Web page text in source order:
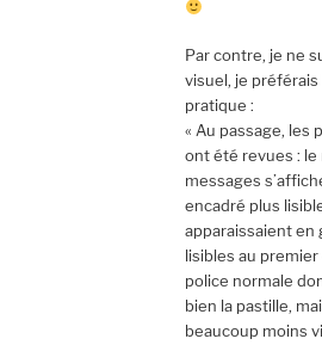
Par contre, je ne
visuel, je préférais
pratique :
« Au passage, les
ont été revues :
messages
encadré plus
apparaissaient en
lisibles au premier
police normale
bien la pastille,
beaucoup moins